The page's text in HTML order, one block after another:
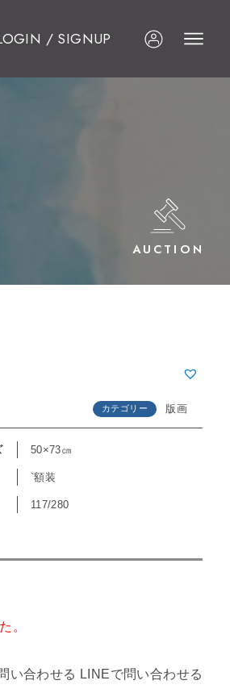
/ SIGNUP
AUCTION
カテゴリー 版画
50×73㎝
`額装
117/280
。
い合わせる LINEで問い合わせる